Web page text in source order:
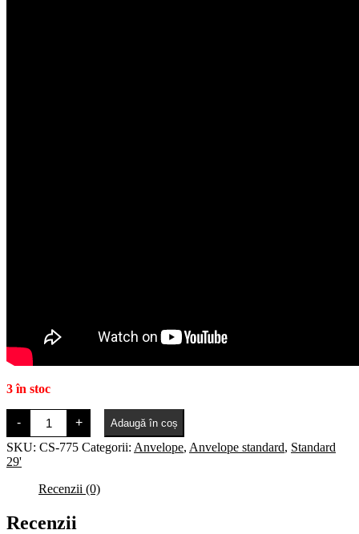
3 în stoc
-
Cantitate
VITTORIA
Mezcal
III
2.10
+ Adaugă în coș
SKU: CS-775 Categorii: Anvelope, Anvelope standard, Standard
29'
Recenzii (0)
Recenzii